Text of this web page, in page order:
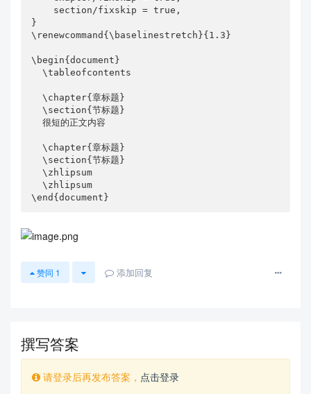
}
\renewcommand{\baselinestretch}{1.3}
\begin{document}
  \tableofcontents
  \chapter{章标题}
  \section{节标题}
  很短的正文内容
  \chapter{章标题}
  \section{节标题}
  \zhlipsum
  \zhlipsum
\end{document}
赞同 1 添加回复
撰写答案
请登录后再发布答案， 点击登录